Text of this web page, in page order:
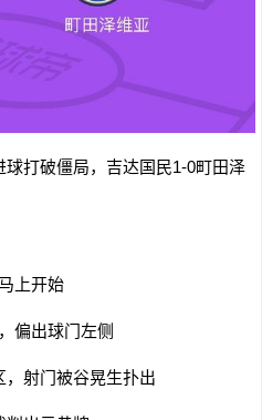
打破僵局，吉达国民1-0町田泽
上开始
偏出球门左侧
，射门被谷晃生扑出